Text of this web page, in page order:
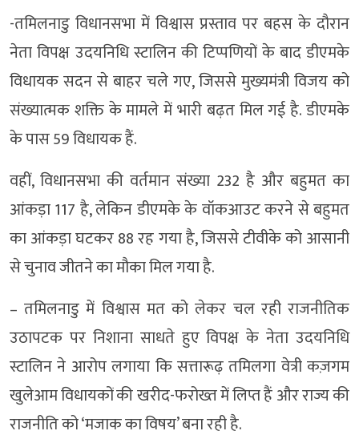
-तमिलनाडु विधानसभा में विश्वास प्रस्ताव पर बहस के दौरान
नेता विपक्ष उदयनिधि स्टालिन की टिप्पणियों के बाद डीएमके
विधायक सदन से बाहर चले गए, जिससे मुख्यमंत्री विजय को
संख्यात्मक शक्ति के मामले में भारी बढ़त मिल गई है. डीएमके
के पास 59 विधायक हैं.
वहीं, विधानसभा की वर्तमान संख्या 232 है और बहुमत का
आंकड़ा 117 है, लेकिन डीएमके के वॉकआउट करने से बहुमत
का आंकड़ा घटकर 88 रह गया है, जिससे टीवीके को आसानी
से चुनाव जीतने का मौका मिल गया है.
– तमिलनाडु में विश्वास मत को लेकर चल रही राजनीतिक
उठापटक पर निशाना साधते हुए विपक्ष के नेता उदयनिधि
स्टालिन ने आरोप लगाया कि सत्तारूढ़ तमिलगा वेत्री कज़गम
खुलेआम विधायकों की खरीद-फरोख्त में लिप्त हैं और राज्य की
राजनीति को ‘मजाक का विषय’ बना रही है.